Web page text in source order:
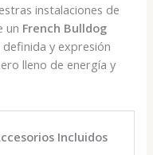
instalaciones de
un French Bulldog
definida y expresión
lleno de energía y
Incluidos